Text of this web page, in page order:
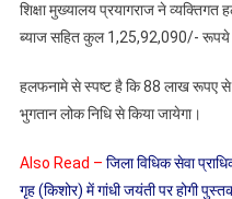
शिक्षा मुख्यालय प्रयागराज ने व्यक्तिगत
ब्याज सहित कुल 1,25,92,090/- रूपये
हलफनामे से स्पष्ट है कि 88 लाख रूपए से
भुगतान लोक निधि से किया जायेगा।
Also Read – जिला विधिक सेवा
गृह (किशोर) में गांधी जयंती पर होगी